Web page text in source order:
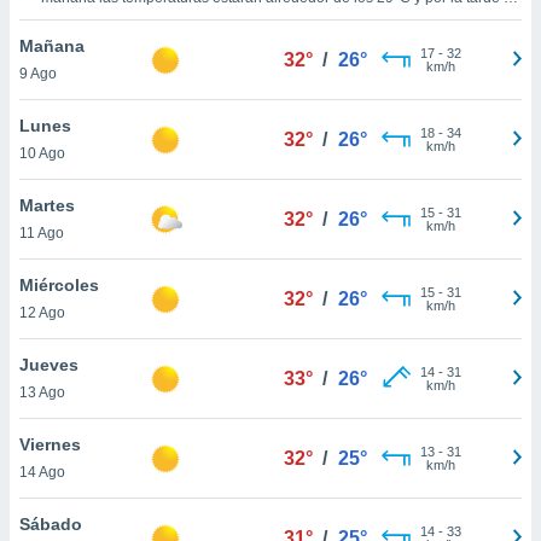
y
en
más
nuestra
y
de
aceptar
torno a los31°C.Durante la noche, las temperaturas estarán cercanas a
los
de14 km/h
Mañana
9 Ago
32° / 26° 17- 32
km/h
Lunes
10 Ago
32° / 26° 18- 34
km/h
Martes
11 Ago
32° / 26° 15- 31
km/h
Miércoles
12 Ago
32° / 26° 15- 31
km/h
Jueves
13 Ago
33° / 26° 14- 31
km/h
Viernes
14 Ago
32° / 25° 13- 31
km/h
Sábado 14- 33